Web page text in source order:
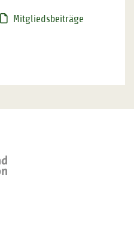
Mitgliedsbeiträge